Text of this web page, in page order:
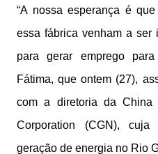
“A nossa esperança é
essa fábrica venham a ser
para gerar emprego
Fátima, que ontem (27),
com a diretoria da China
Corporation (CGN),
geração de energia no Rio